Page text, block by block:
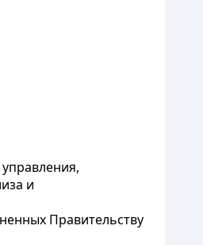
и
Правительству